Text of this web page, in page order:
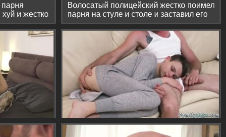
и жестко
Волосатый полицейский жестко поимел
парня на стуле и столе и заставил его
сосать